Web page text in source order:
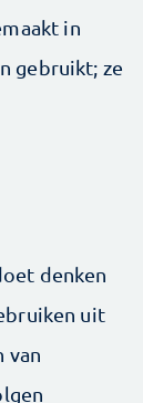
in
gebruikt; ze
denken
uit
van